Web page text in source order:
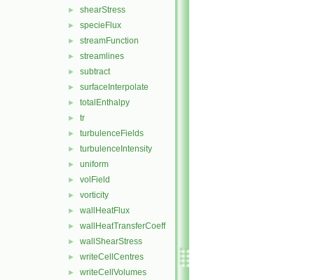
► shearStress
► specieFlux
► streamFunction
► streamlines
► subtract
► surfaceInterpolate
► totalEnthalpy
► tr
► turbulenceFields
► turbulenceIntensity
► uniform
► volField
► vorticity
► wallHeatFlux
► wallHeatTransferCoeff
► wallShearStress
► writeCellCentres
► writeCellVolumes